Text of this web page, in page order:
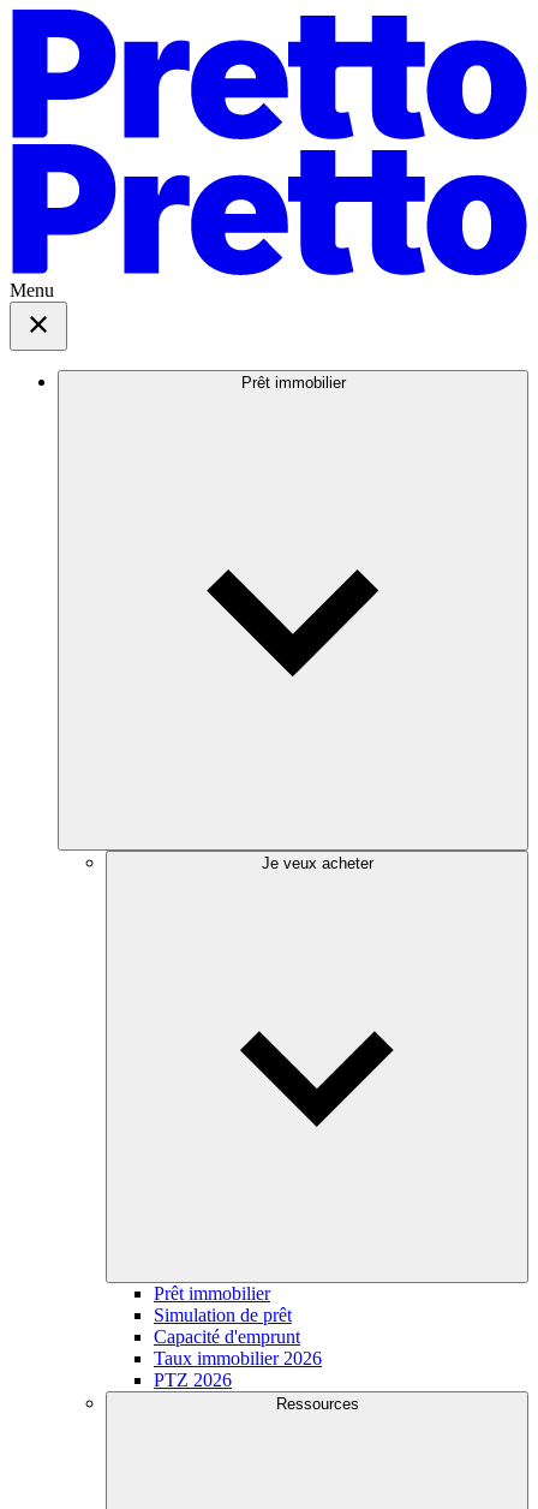
Menu
Prêt immobilier
Je veux acheter
Prêt immobilier
Simulation de prêt
Capacité d'emprunt
Taux immobilier 2026
PTZ 2026
Ressources